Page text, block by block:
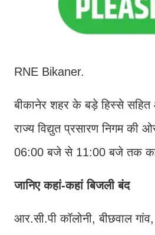
RNE Bikaner.
बीकानेर शहर के बड़े हिस्से सहित
राज्य विद्युत प्रसारण निगम की
06:00 बजे से 11:00 बजे तक कई
जानिए कहां-कहां बिजली बंद
आर.सी.पी कॉलोनी, बीछवाल